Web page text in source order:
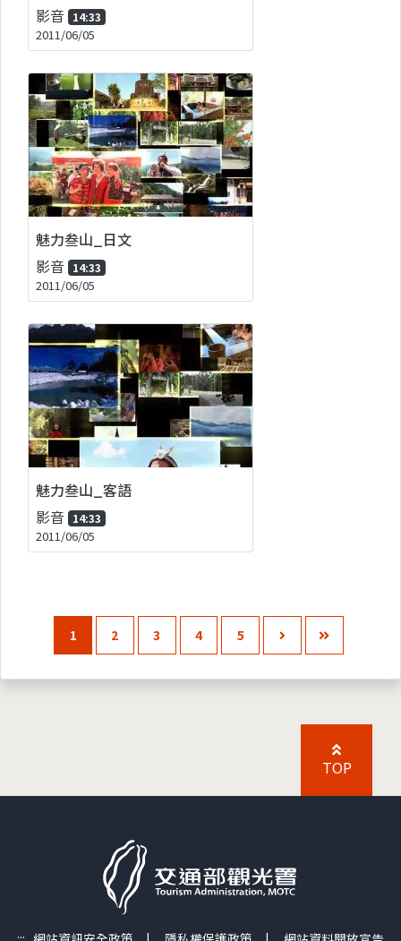
影音 14:33
2011/06/05
魅力叁山_日文
影音 14:33
2011/06/05
魅力叁山_客語
影音 14:33
2011/06/05
1 2 3 4 5
TOP